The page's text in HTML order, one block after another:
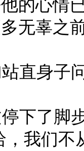
的心情
无辜之
直身子
下了脚
，我们